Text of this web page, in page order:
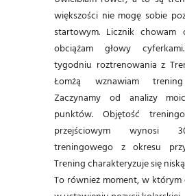
większości nie mogę sobie
startowym. Licznik chowam
obciążam głowy
tygodniu roztrenowania z
Łomżą wznawiam
Zaczynamy od analizy
punktów. Objętość
przejściowym wynosi
treningowego z okresu
Trening charakteryzuje się
To również moment, w